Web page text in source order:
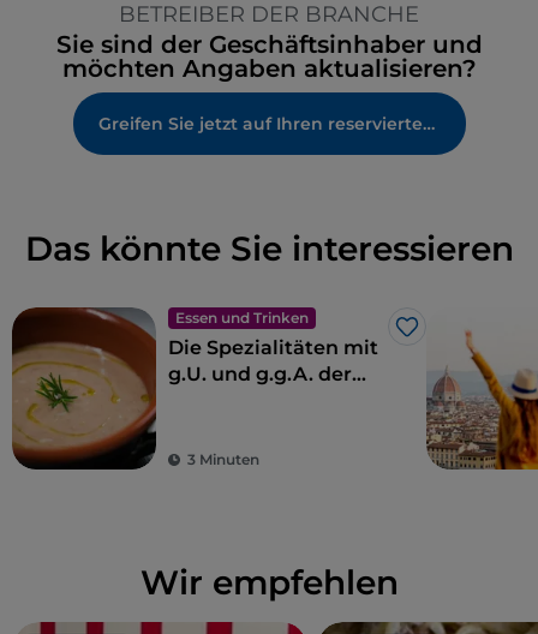
BETREIBER DER BRANCHE
Sie sind der Geschäftsinhaber und
möchten Angaben aktualisieren?
Greifen Sie jetzt auf Ihren reservierten Bereich zu
Das könnte Sie interessieren
Essen und Trinken
Like
Die Spezialitäten mit
g.U. und g.g.A. der
3 Minuten
Wir empfehlen